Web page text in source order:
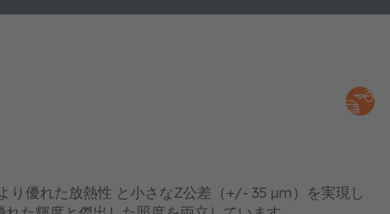
り優れた放熱性 と小さなZ公差（+/- 35 µm）を実現し